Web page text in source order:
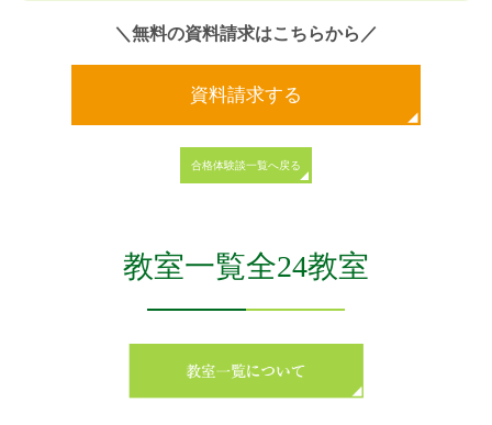
＼無料の資料請求はこちらから／
資料請求する
合格体験談一覧へ戻る
教室一覧全24教室